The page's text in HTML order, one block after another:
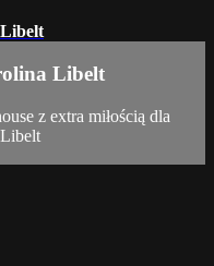
Libelt
z extra miłością dla